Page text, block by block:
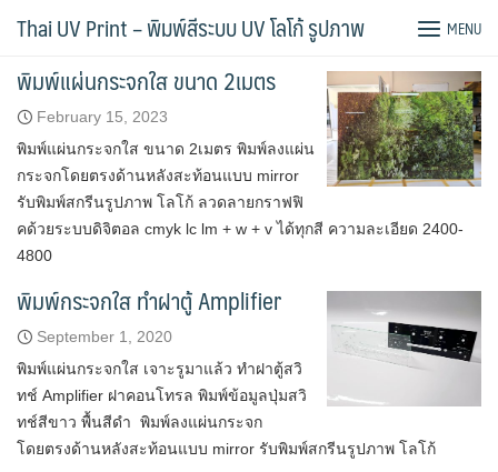
Thai UV Print – พิมพ์สีระบบ UV โลโก้ รูปภาพ MENU
Tag:กระจกใส
พิมพ์แผ่นกระจกใส ขนาด 2เมตร
February 15, 2023
พิมพ์แผ่นกระจกใส ขนาด 2เมตร พิมพ์ลงแผ่น
กระจกโดยตรงด้านหลังสะท้อนแบบ mirror
รับพิมพ์สกรีนรูปภาพ โลโก้ ลวดลายกราฟฟิ
คด้วยระบบดิจิตอล cmyk lc lm + w + v ได้ทุกสี ความละเอียด 2400-
4800
พิมพ์กระจกใส ทำฝาตู้ Amplifier
September 1, 2020
พิมพ์แผ่นกระจกใส เจาะรูมาแล้ว ทำฝาตู้สวิ
ทช์ Amplifier ฝาคอนโทรล พิมพ์ข้อมูลปุ่มสวิ
ทช์สีขาว พื้นสีดำ พิมพ์ลงแผ่นกระจก
โดยตรงด้านหลังสะท้อนแบบ mirror รับพิมพ์สกรีนรูปภาพ โลโก้